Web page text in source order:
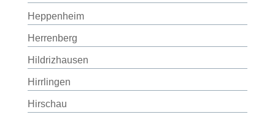
Heppenheim
Herrenberg
Hildrizhausen
Hirrlingen
Hirschau